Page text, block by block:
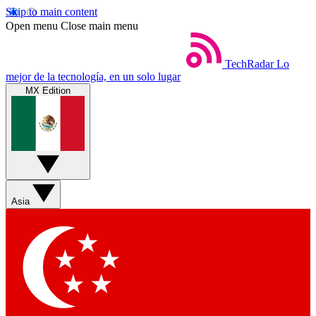
Skip to main content
Open menu Close main menu
TechRadar Lo
mejor de la tecnología, en un solo lugar
MX Edition
Asia